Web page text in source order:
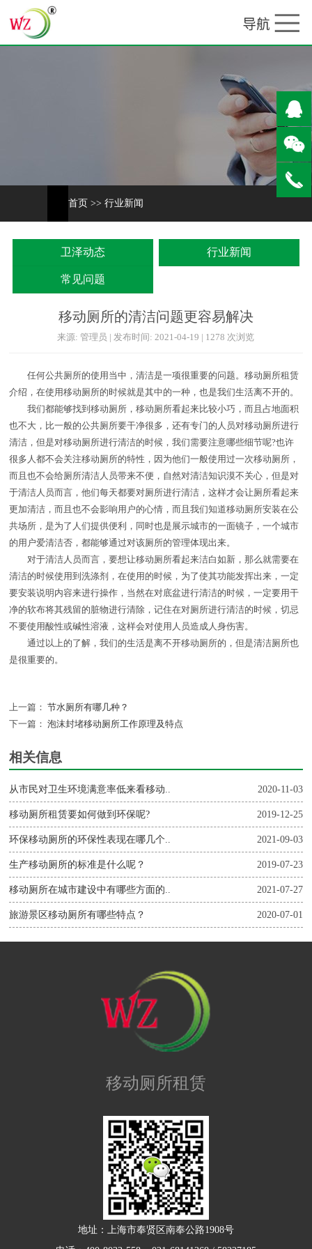
首页 >> 行业新闻
卫泽动态 行业新闻
常见问题
移动厕所的清洁问题更容易解决
来源: 管理员 | 发布时间: 2021-04-19 | 1278 次浏览
任何公共厕所的使用当中，清洁是一项很重要的问题。移动厕所租赁
介绍，在使用移动厕所的时候就是其中的一种，也是我们生活离不开的。
我们都能够找到移动厕所，移动厕所看起来比较小巧，而且占地面积
也不大，比一般的公共厕所要干净很多，还有专门的人员对移动厕所进行
清洁，但是对移动厕所进行清洁的时候，我们需要注意哪些细节呢?也许
很多人都不会关注移动厕所的特性，因为他们一般使用过一次移动厕所，
而且也不会给厕所清洁人员带来不便，自然对清洁知识漠不关心，但是对
于清洁人员而言，他们每天都要对厕所进行清洁，这样才会让厕所看起来
更加清洁，而且也不会影响用户的心情，而且我们知道移动厕所安装在公
共场所，是为了人们提供便利，同时也是展示城市的一面镜子，一个城市
的用户爱清洁否，都能够通过对该厕所的管理体现出来。
对于清洁人员而言，要想让移动厕所看起来洁白如新，那么就需要在
清洁的时候使用到洗涤剂，在使用的时候，为了使其功能发挥出来，一定
要安装说明内容来进行操作，当然在对底盆进行清洁的时候，一定要用干
净的软布将其残留的脏物进行清除，记住在对厕所进行清洁的时候，切忌
不要使用酸性或碱性溶液，这样会对使用人员造成人身伤害。
通过以上的了解，我们的生活是离不开移动厕所的，但是清洁厕所也
是很重要的。
上一篇： 节水厕所有哪几种？
下一篇： 泡沫封堵移动厕所工作原理及特点
相关信息
2020-11-03
从市民对卫生环境满意率低来看移动..
2019-12-25
移动厕所租赁要如何做到环保呢?
2021-09-03
环保移动厕所的环保性表现在哪几个..
2019-07-23
生产移动厕所的标准是什么呢？
2021-07-27
移动厕所在城市建设中有哪些方面的..
2020-07-01
旅游景区移动厕所有哪些特点？
移动厕所租赁
地址：上海市奉贤区南奉公路1908号